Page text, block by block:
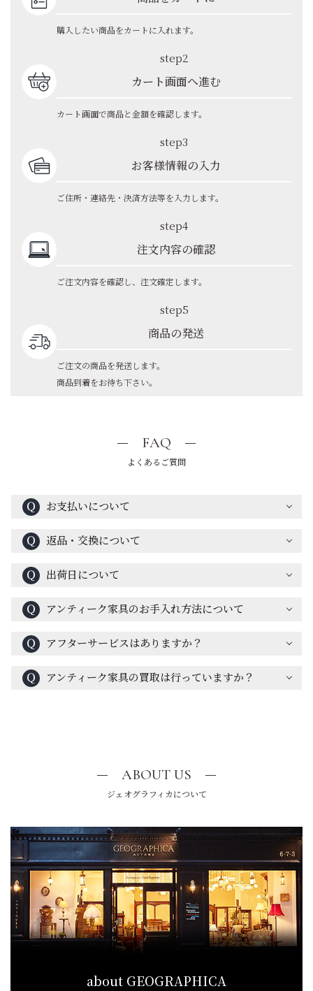
購入したい商品をカートに入れます。
step2
カート画面へ進む
カート画面で商品と金額を確認します。
step3
お客様情報の入力
ご住所・連絡先・決済方法等を入力します。
step4
注文内容の確認
ご注文内容を確認し、注文確定します。
step5
商品の発送
ご注文の商品を発送します。
商品到着をお待ち下さい。
FAQ
よくあるご質問
Ｑ お支払いについて
Ｑ 返品・交換について
Ｑ 出荷日について
Ｑ アンティーク家具のお手入れ方法について
Ｑ アフターサービスはありますか？
Ｑ アンティーク家具の買取は行っていますか？
ABOUT US
ジェオグラフィカについて
about GEOGRAPHICA